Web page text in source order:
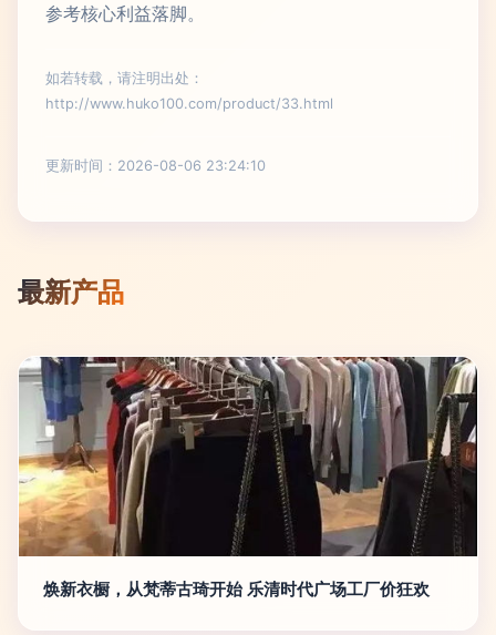
参考核心利益落脚。
如若转载，请注明出处：
http://www.huko100.com/product/33.html
更新时间：2026-08-06 23:24:10
最新产品
焕新衣橱，从梵蒂古琦开始 乐清时代广场工厂价狂欢